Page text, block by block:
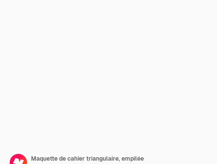
Maquette de cahier triangulaire, empilée